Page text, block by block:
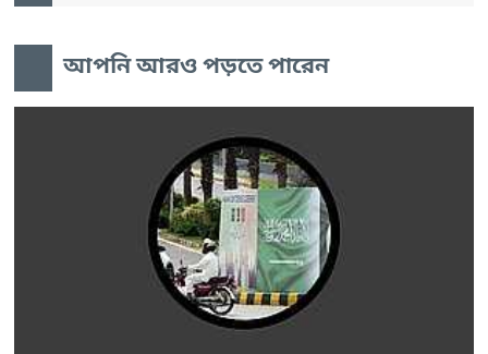
আপনি আরও পড়তে পারেন